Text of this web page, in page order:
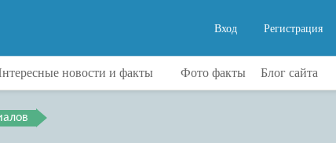
Вход Регистрация
новости и факты Фото факты Блог сайта